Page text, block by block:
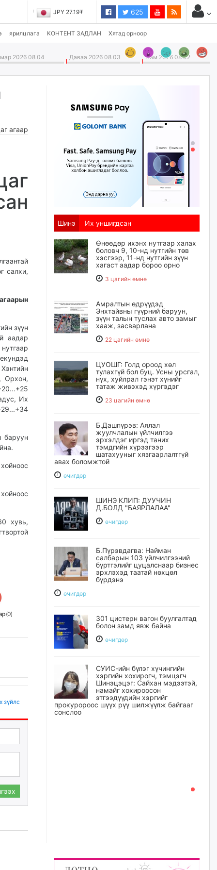
JPY 27.19₮ 625
ярилцлага КОНТЕНТ ЗАДЛАН Хятад орноор
2026 08 04 Даваа 2026 08 03 Ням 2026 08 02
агаар
салхи,
зүүн
аадар
Орхон,
Их
баруун
хувь,
(0)
зүйлс
Шинэ Их уншигдсан
Өнөөдөр ихэнх нутгаар халах
боловч 9, 10-нд нутгийн төв
хэсгээр, 11-нд нутгийн зүүн
хагаст аадар бороо орно
3 цагийн өмнө
Амралтын өдрүүдэд
Энхтайвны гүүрний баруун,
зүүн талын туслах авто замыг
хааж, засварлана
22 цагийн өмнө
ЦУОШГ: Голд ороод хөл
тулахгүй бол буц. Усны урсгал,
нүх, хуйлрал гэнэт хүнийг
татаж живэхэд хүргэдэг
23 цагийн өмнө
Б.Дашпүрэв: Аялал
жуулчлалын үйлчилгээ
эрхэлдэг иргэд таних
тэмдгийн хүрээгээр
шатахууныг хязгаарлалтгүй
авах боломжтой
өчигдѳр
ШИНЭ КЛИП: ДУУЧИН
Д.БОЛД "БАЯРЛАЛАА"
өчигдѳр
Б.Пүрэвдагва: Найман
салбарын 103 үйлчилгээний
бүртгэлийг цуцалснаар бизнес
эрхлэхэд таатай нөхцөл
бүрдэнэ
өчигдѳр
301 цистерн вагон буулгалтад
болон замд явж байна
өчигдѳр
СУИС-ийн бүлэг хүчингийн
хэргийн хохирогч, тэмцэгч
Шинэцэцэг: Сайхан мэдээтэй,
намайг хохироосон
этгээдүүдийн хэргийг
прокуророос шүүх рүү шилжүүлж байгааг
сонслоо